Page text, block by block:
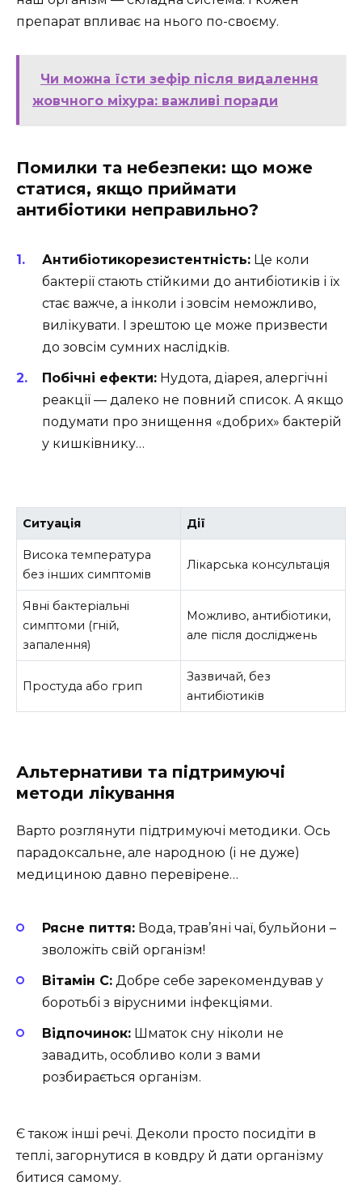
препарат впливає на нього по-своєму.
Чи можна їсти зефір після видалення
жовчного міхура: важливі поради
Помилки та небезпеки: що може
статися, якщо приймати
антибіотики неправильно?
Антибіотикорезистентність: Це коли
бактерії стають стійкими до антибіотиків і їх
стає важче, а інколи і зовсім неможливо,
вилікувати. І зрештою це може призвести
до зовсім сумних наслідків.
Побічні ефекти: Нудота, діарея, алергічні
реакції — далеко не повний список. А якщо
подумати про знищення «добрих» бактерій
у кишківнику…
Ситуація Дії
Висока температура
без інших симптомів
Лікарська консультація
Явні бактеріальні
симптоми (гній,
запалення)
Можливо, антибіотики,
але після досліджень
Простуда або грип
Зазвичай, без
антибіотиків
Альтернативи та підтримуючі
методи лікування
Варто розглянути підтримуючі методики. Ось
парадоксальне, але народною (і не дуже)
медициною давно перевірене…
Рясне пиття: Вода, трав’яні чаї, бульйони –
зволожіть свій організм!
Вітамін C: Добре себе зарекомендував у
боротьбі з вірусними інфекціями.
Відпочинок: Шматок сну ніколи не
завадить, особливо коли з вами
розбирається організм.
Є також інші речі. Деколи просто посидіти в
теплі, загорнутися в ковдру й дати організму
битися самому.